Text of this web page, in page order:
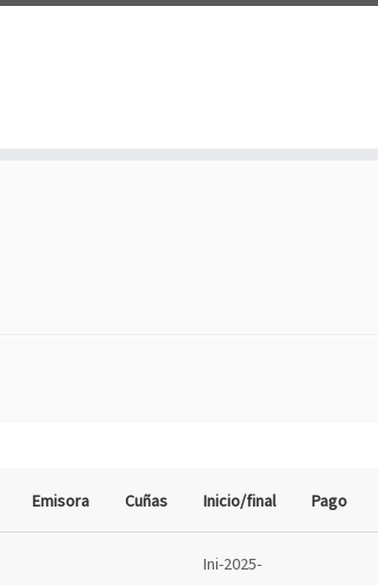
Emisora Cuñas Inicio/final Pago
Ini-2025-